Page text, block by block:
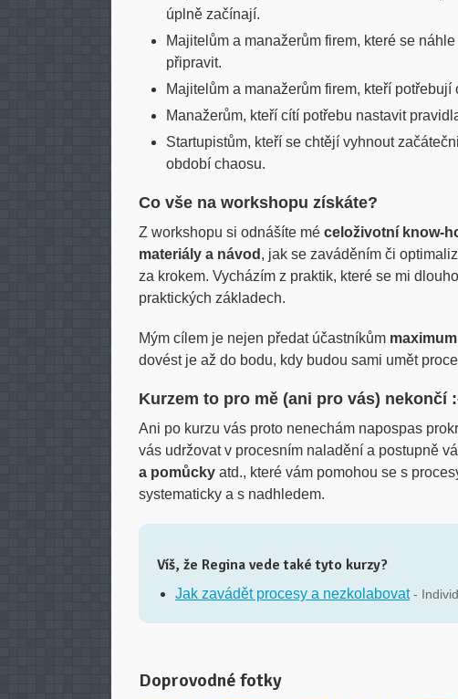
úplně začínají.
Majitelům a manažerům firem, které se
připravit.
Majitelům a manažerům firem, kteří
Manažerům, kteří cítí potřebu nastavit
Startupistům, kteří se chtějí vyhnout
období chaosu.
Co vše na workshopu získáte?
Z workshopu si odnášíte mé celoživotní know-
materiály a návod , jak se zaváděním či
za krokem. Vycházím z praktik, které se mi
praktických základech.
Mým cílem je nejen předat účastníkům
dovést je až do bodu, kdy budou sami umět
Kurzem to pro mě (ani pro vás) nekončí
Ani po kurzu vás proto nenechám napospas
vás udržovat v procesním naladění a postupně
a pomůcky atd., které vám pomohou se s
systematicky a s nadhledem.
Víš, že Regina vede také tyto kurzy?
Jak zavádět procesy a nezkolabovat -
Doprovodné fotky